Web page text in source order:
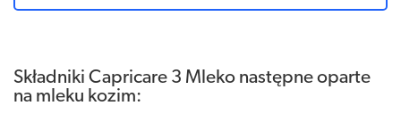
Składniki Capricare 3 Mleko następne oparte
na mleku kozim: